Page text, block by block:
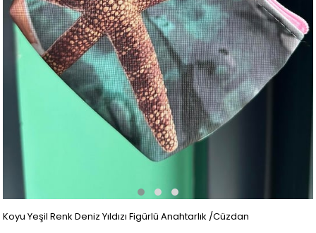
Koyu Yeşil Renk Deniz Yıldızı Figürlü Anahtarlık /Cüzdan